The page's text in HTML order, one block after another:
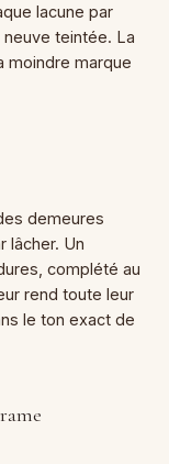
lacune par
neuve teintée. La
moindre marque
demeures
lâcher. Un
complété au
rend toute leur
le ton exact de